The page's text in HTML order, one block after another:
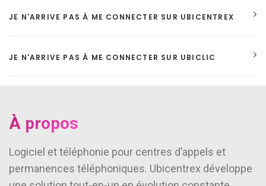
JE N'ARRIVE PAS À ME CONNECTER SUR UBICENTREX
JE N'ARRIVE PAS À ME CONNECTER SUR UBICLIC
À propos
Logiciel et téléphonie pour centres d’appels et
permanences téléphoniques. Ubicentrex développe